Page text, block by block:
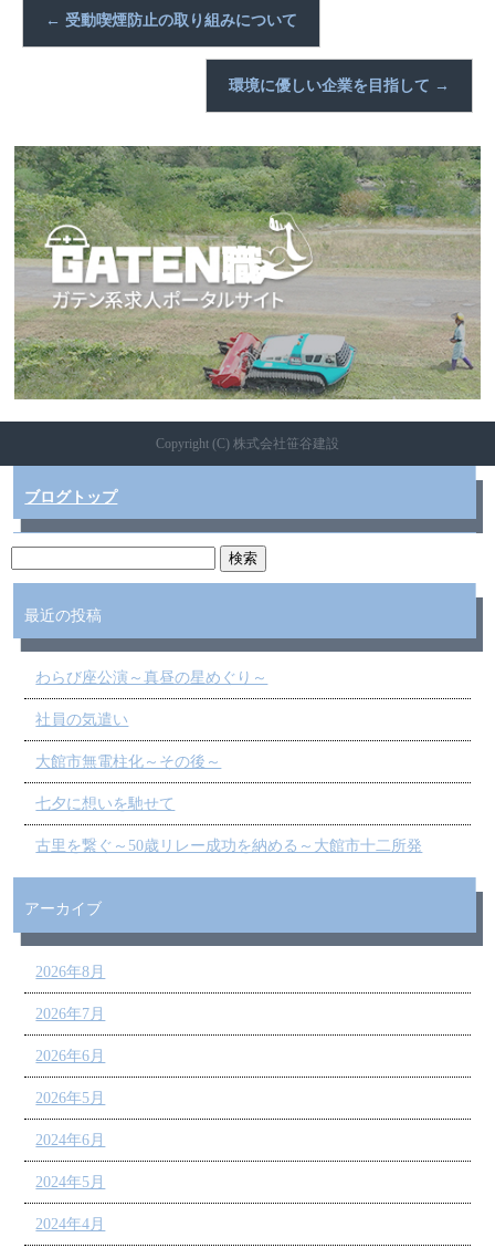
← 受動喫煙防止の取り組みについて
環境に優しい企業を目指して →
Copyright (C) 株式会社笹谷建設
ブログトップ
最近の投稿
わらび座公演～真昼の星めぐり～
社員の気遣い
大館市無電柱化～その後～
七夕に想いを馳せて
古里を繋ぐ～50歳リレー成功を納める～大館市十二所発
アーカイブ
2026年8月
2026年7月
2026年6月
2026年5月
2024年6月
2024年5月
2024年4月